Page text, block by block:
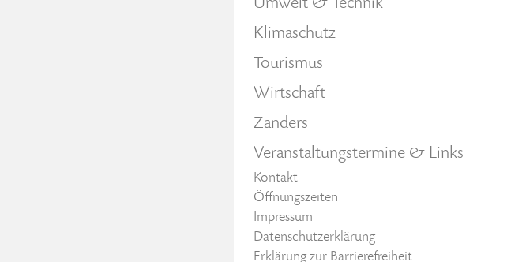
Umwelt & Technik
Klimaschutz
Tourismus
Wirtschaft
Zanders
Veranstaltungstermine & Links
Kontakt
Öffnungszeiten
Impressum
Datenschutzerklärung
Erklärung zur Barrierefreiheit